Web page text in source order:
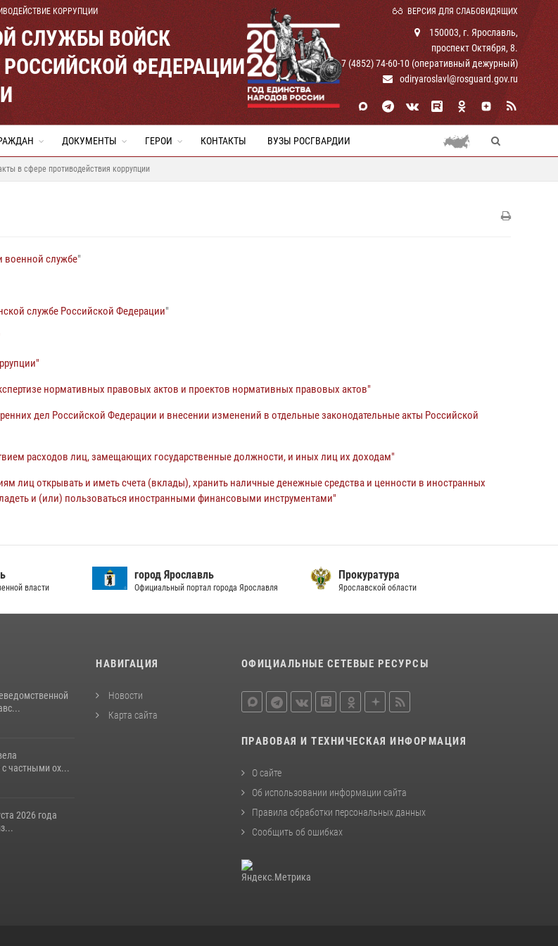
КОРРУПЦИИ ВЕРСИЯ ДЛЯ СЛАБОВИДЯЩИХ
СЛУЖБЫ ВОЙСК
ФЕДЕРАЦИИ
150003, г. Ярославль,
проспект Октября, 8.
+ 7 (4852) 74-60-10 (оперативный дежурный)
odiryaroslavl@rosguard.gov.ru
ДОКУМЕНТЫ ГЕРОИ КОНТАКТЫ ВУЗЫ РОСГВАРДИИ
в сфере противодействия коррупции
военной службе"
службе Российской Федерации"
нормативных правовых актов и проектов нормативных правовых актов"
дел Российской Федерации и внесении изменений в отдельные законодательные акты Российской
расходов лиц, замещающих государственные должности, и иных лиц их доходам"
лиц открывать и иметь счета (вклады), хранить наличные денежные средства и ценности в иностранных
и (или) пользоваться иностранными финансовыми инструментами"
власти
город Ярославль
Официальный портал города Ярославля
Прокуратура
Ярославской области
частными ох...
2026 года
НАВИГАЦИЯ
Новости
Карта сайта
ОФИЦИАЛЬНЫЕ СЕТЕВЫЕ РЕСУРСЫ
ПРАВОВАЯ И ТЕХНИЧЕСКАЯ ИНФОРМАЦИЯ
О сайте
Об использовании информации сайта
Правила обработки персональных данных
Сообщить об ошибках